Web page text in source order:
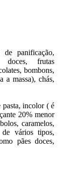
de panificação,
doces, frutas
bombons,
a massa), chás,
incolor ( é
20% menor
caramelos,
de vários tipos,
pães doces,